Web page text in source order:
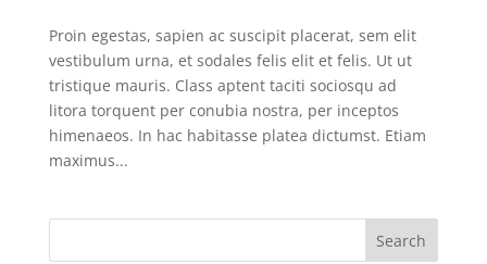
Proin egestas, sapien ac suscipit placerat, sem elit
vestibulum urna, et sodales felis elit et felis. Ut ut
tristique mauris. Class aptent taciti sociosqu ad
litora torquent per conubia nostra, per inceptos
himenaeos. In hac habitasse platea dictumst. Etiam
maximus...